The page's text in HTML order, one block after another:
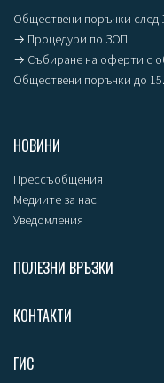
Обществени поръчки след
→ Процедури по ЗОП
→ Събиране на оферти с
Обществени поръчки до
НОВИНИ
Прессъобщения
Медиите за нас
Уведомления
ПОЛЕЗНИ ВРЪЗКИ
КОНТАКТИ
ГИС